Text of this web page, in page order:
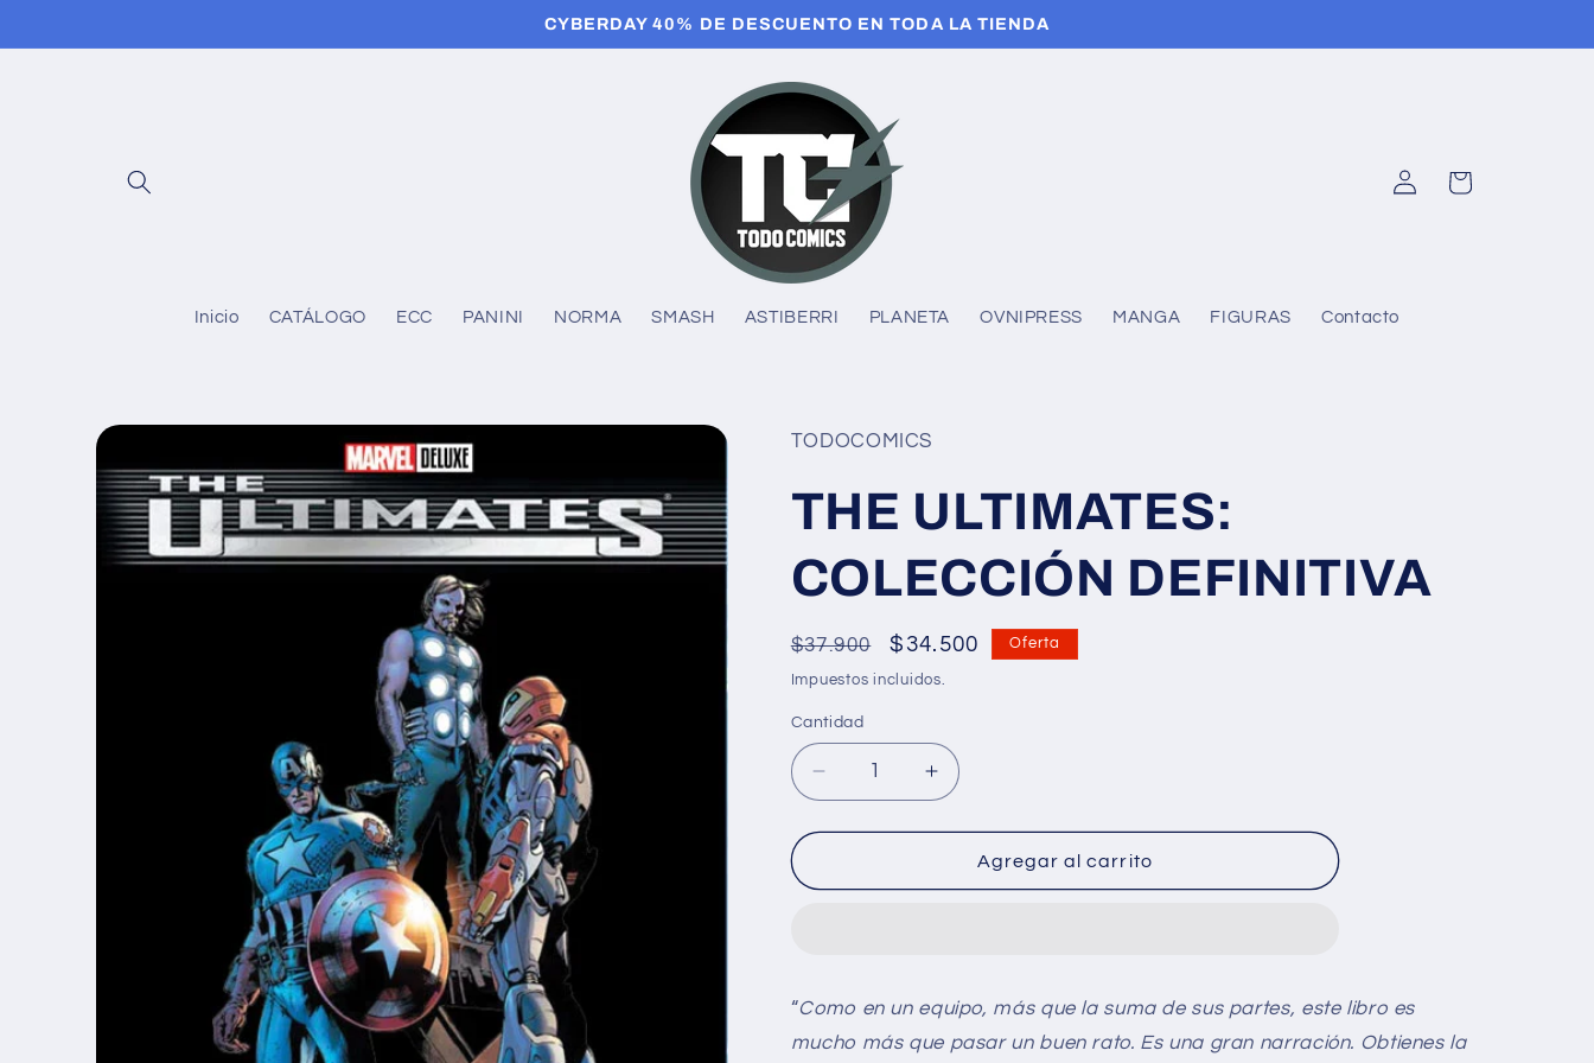
al contenido
CYBERDAY 40% DE DESCUENTO EN TODA LA TIENDA
Inicio CATÁLOGO ECC PANINI NORMA SMASH ASTIBERRI PLANETA OVNIPRESS MANGA FIGURAS Contacto
Iniciar
sesión
Carrito
directamente
información
del producto
TODOCOMICS
THE ULTIMATES:
COLECCIÓN DEFINITIVA
Precio
habitual
$37.900
Precio
de
$34.500 Oferta
Impuestos incluidos.
Cantidad
Cantidad
Reducir
cantidad
para
ULTIMATES:
Aumentar
cantidad
para
ULTIMATES:
Agregar al carrito
“Como en un equipo, más que la suma de sus partes, este libro es
mucho más que pasar un buen rato. Es una gran narración. Obtienes la